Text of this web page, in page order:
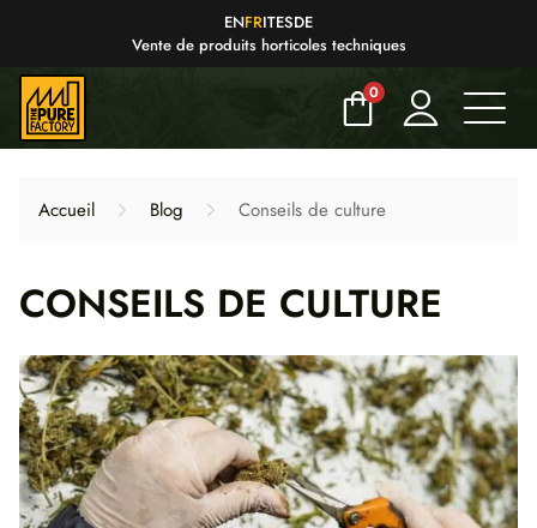
ENFRITESDE
Vente de produits horticoles techniques
0
Accueil Blog Conseils de culture
CONSEILS DE CULTURE